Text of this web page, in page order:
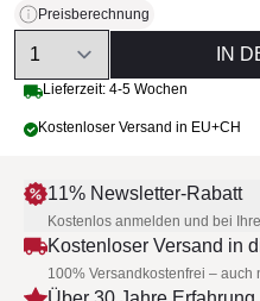
Preisberechnung
Quantity
IN
Lieferzeit: 4-5 Wochen
Kostenloser Versand in EU+CH
11% Newsletter-Rabatt
Kostenlos anmelden und bei
Kostenloser Versand in
100% Versandkostenfrei – auch